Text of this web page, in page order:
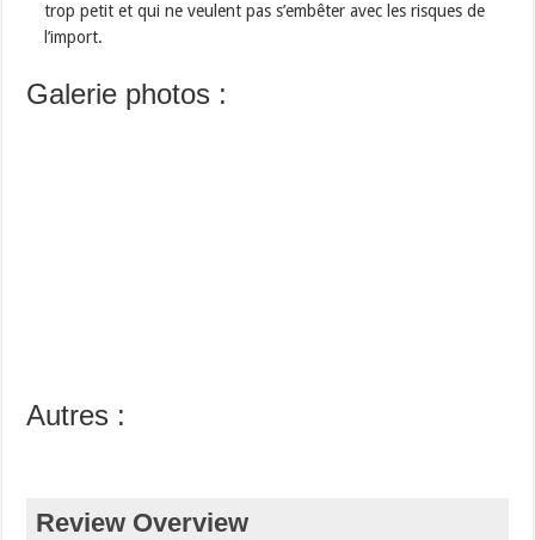
trop petit et qui ne veulent pas s’embêter avec les risques de
l’import.
Galerie photos :
Autres :
Review Overview